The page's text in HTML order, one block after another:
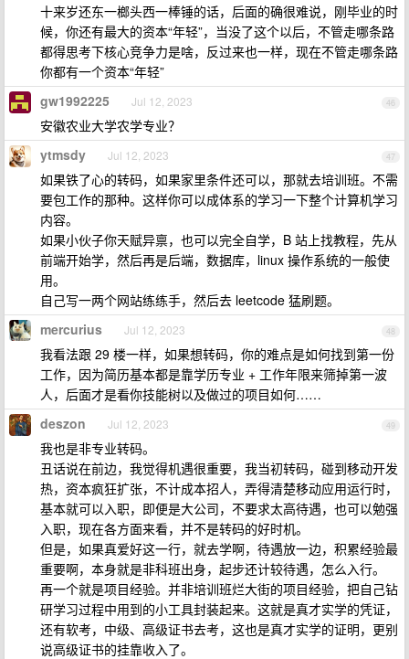
十来岁还东一榔头西一棒锤的话，后面的确很难说，刚毕业的时
候，你还有最大的资本“年轻”，当没了这个以后，不管走哪条路
都得思考下核心竞争力是啥，反过来也一样，现在不管走哪条路
你都有一个资本“年轻”
46
gw1992225 Jul 12, 2023
安徽农业大学农学专业？
47
ytmsdy Jul 12, 2023
如果铁了心的转码，如果家里条件还可以，那就去培训班。不需
要包工作的那种。这样你可以成体系的学习一下整个计算机学习
内容。
如果小伙子你天赋异禀，也可以完全自学，B 站上找教程，先从
前端开始学，然后再是后端，数据库，linux 操作系统的一般使
用。
自己写一两个网站练练手，然后去 leetcode 猛刷题。
48
mercurius Jul 12, 2023
我看法跟 29 楼一样，如果想转码，你的难点是如何找到第一份
工作，因为简历基本都是靠学历专业 + 工作年限来筛掉第一波
人，后面才是看你技能树以及做过的项目如何……
49
deszon Jul 12, 2023
我也是非专业转码。
丑话说在前边，我觉得机遇很重要，我当初转码，碰到移动开发
热，资本疯狂扩张，不计成本招人，弄得清楚移动应用运行时，
基本就可以入职，即便是大公司，不要求太高待遇，也可以勉强
入职，现在各方面来看，并不是转码的好时机。
但是，如果真爱好这一行，就去学啊，待遇放一边，积累经验最
重要啊，本身就是非科班出身，起步还计较待遇，怎么入行。
再一个就是项目经验。并非培训班烂大街的项目经验，把自己钻
研学习过程中用到的小工具封装起来。这就是真才实学的凭证，
还有软考，中级、高级证书去考，这也是真才实学的证明，更别
说高级证书的挂靠收入了。